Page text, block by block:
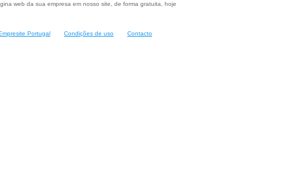
web da sua empresa em nosso site, de forma gratuita, hoje
Portugal Condições de uso Contacto